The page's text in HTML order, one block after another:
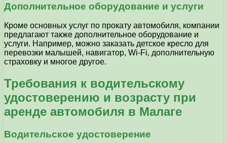
Дополнительное оборудование и услуги
Кроме основных услуг по прокату автомобиля, компании
предлагают также дополнительное оборудование и
услуги. Например, можно заказать детское кресло для
перевозки малышей, навигатор, Wi-Fi, дополнительную
страховку и многое другое.
Требования к водительскому
удостоверению и возрасту при
аренде автомобиля в Малаге
Водительское удостоверение